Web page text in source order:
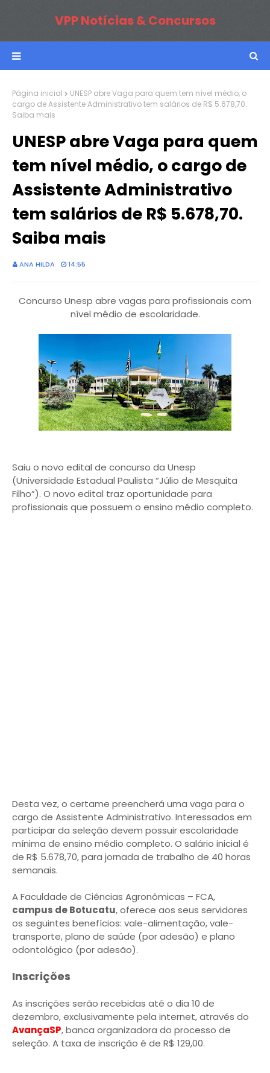
VPP Notícias & Concursos
Página inicial
UNESP abre Vaga para quem tem nível médio, o
cargo de Assistente Administrativo tem salários de R$ 5.678,70.
Saiba mais
UNESP abre Vaga para quem
tem nível médio, o cargo de
Assistente Administrativo
tem salários de R$ 5.678,70.
Saiba mais
ANA HILDA 14:55
Concurso Unesp abre vagas para profissionais com
nível médio de escolaridade.
Saiu o novo edital de concurso da Unesp
(Universidade Estadual Paulista “Júlio de Mesquita
Filho”). O novo edital traz oportunidade para
profissionais que possuem o ensino médio completo.
Desta vez, o certame preencherá uma vaga para o
cargo de Assistente Administrativo. Interessados em
participar da seleção devem possuir escolaridade
mínima de ensino médio completo. O salário inicial é
de R$ 5.678,70, para jornada de trabalho de 40 horas
semanais.
A Faculdade de Ciências Agronômicas – FCA,
campus de Botucatu, oferece aos seus servidores
os seguintes benefícios: vale-alimentação, vale-
transporte, plano de saúde (por adesão) e plano
odontológico (por adesão).
Inscrições
As inscrições serão recebidas até o dia 10 de
dezembro, exclusivamente pela internet, através do
AvançaSP, banca organizadora do processo de
seleção. A taxa de inscrição é de R$ 129,00.